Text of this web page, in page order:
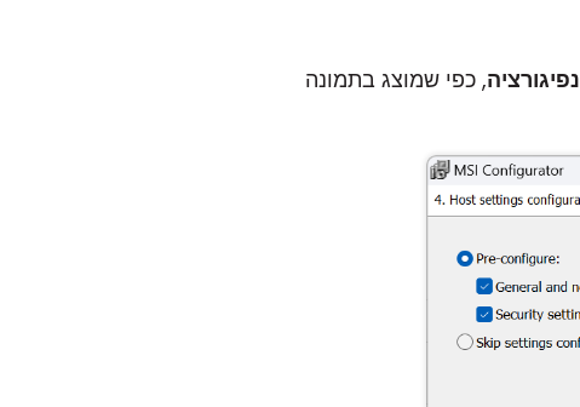
, כפי שמוצג בתמונה